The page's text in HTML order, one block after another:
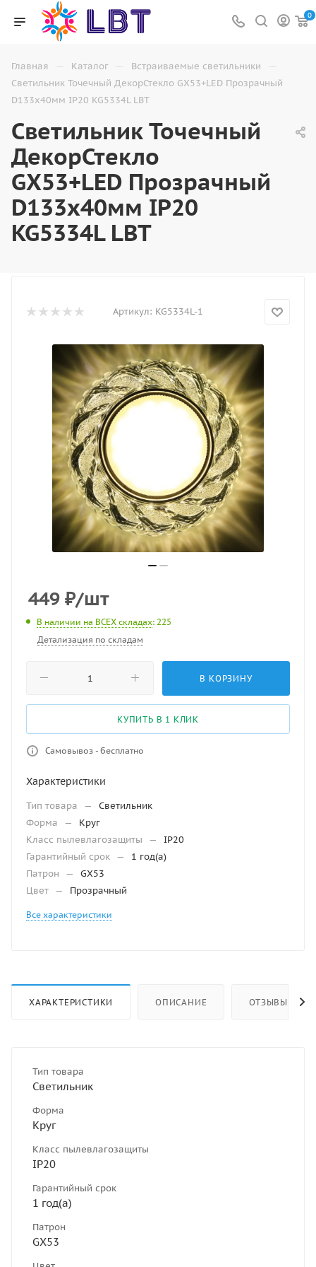
0
Главная — Каталог — Встраиваемые светильники —
Светильник Точечный ДекорСтекло GX53+LED Прозрачный
D133х40мм IP20 KG5334L LBT
Светильник Точечный
ДекорСтекло
GX53+LED Прозрачный
D133х40мм IP20
KG5334L LBT
Артикул: KG5334L-1
449 ₽/шт
В наличии на ВСЕХ складах: 225
Детализация по складам
В КОРЗИНУ
КУПИТЬ В 1 КЛИК
Самовывоз - бесплатно
Характеристики
Тип товара —
Светильник
Форма
—
Круг
Класс пылевлагозащиты
—
IP20
Гарантийный срок —
1 год(а)
Патрон
—
GX53
Цвет — Прозрачный
Все характеристики
ХАРАКТЕРИСТИКИ ОПИСАНИЕ ОТЗЫВЫ
Тип товара
Светильник
Форма
Круг
Класс пылевлагозащиты
IP20
Гарантийный срок
1 год(а)
Патрон
GX53